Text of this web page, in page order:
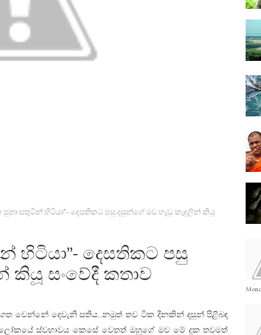
පුතා සතුටින් හිටියා”- දෙසතිකට පසු දසුන්ගේ මව හැඩූ කැඳුලින් කියූ
හිටියා”- දෙසතිකට පසු
කියූ සංවේදී කතාව
වෙන්නේ දෙවැනි සතිය..නමුත් තව ටික දිනකින් දසුන් පිළිබඳ
ස්වභාවය කෙසේ වෙතත් ඔහුගේ මව මේ දුක තවමත්